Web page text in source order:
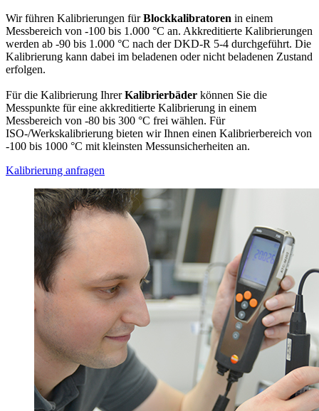
Wir führen Kalibrierungen fürBlockkalibratoren in einem
Messbereich von -100 bis 1.000 °C an. Akkreditierte Kalibrierungen
werden ab -90 bis 1.000 °C nach der DKD-R 5-4 durchgeführt. Die
Kalibrierung kann dabei im beladenen oder nicht beladenen Zustand
erfolgen.
Für die Kalibrierung IhrerKalibrierbäder können Sie die
Messpunkte für eine akkreditierte Kalibrierung in einem
Messbereich von -80 bis 300 °C frei wählen. Für
ISO-/Werkskalibrierung bieten wir Ihnen einen Kalibrierbereich von
-100 bis 1000 °C mit kleinsten Messunsicherheiten an.
Kalibrierung anfragen